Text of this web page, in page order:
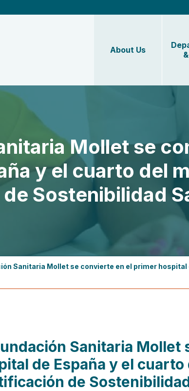
About Us
Mollet se
y el cuarto del
Sostenibilidad
Sanitaria Mollet se convierte en el primer
Sanitaria
de España y el
de